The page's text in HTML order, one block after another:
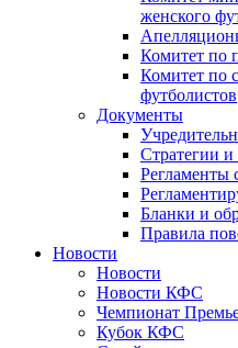
женского
Комитет по
Комитет по
футболистов
Документы
Стратегии
Регламенты
Бланки и
Правила
Новости
Новости
Новости КФС
Чемпионат
Кубок КФС